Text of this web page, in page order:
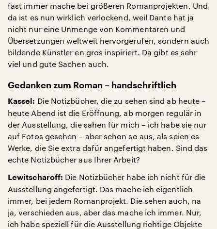
fast immer mache bei größeren Romanprojekten. Und
da ist es nun wirklich verlockend, weil Dante hat ja
nicht nur eine Unmenge von Kommentaren und
Übersetzungen weltweit hervorgerufen, sondern auch
bildende Künstler en gros inspiriert. Da gibt es sehr
viel und gute Sachen auch.
Gedanken zum Roman – handschriftlich
Kassel: Die Notizbücher, die zu sehen sind ab heute –
heute Abend ist die Eröffnung, ab morgen regulär in
der Ausstellung, die sahen für mich – ich habe sie nur
auf Fotos gesehen – aber schon so aus, als seien es
Werke, die Sie extra dafür angefertigt haben. Sind das
echte Notizbücher aus Ihrer Arbeit?
Lewitscharoff: Die Notizbücher habe ich nicht für die
Ausstellung angefertigt. Das mache ich eigentlich
immer, bei jedem Romanprojekt. Die sehen auch, na
ja, verschieden aus, aber das mache ich immer. Nur,
ich habe speziell für die Ausstellung richtige Objekte